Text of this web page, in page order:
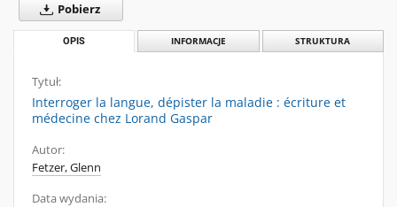
Pobierz
OPIS INFORMACJE STRUKTURA
Tytuł:
Interroger la langue, dépister la maladie : écriture et
médecine chez Lorand Gaspar
Autor:
Fetzer, Glenn
Data wydania: